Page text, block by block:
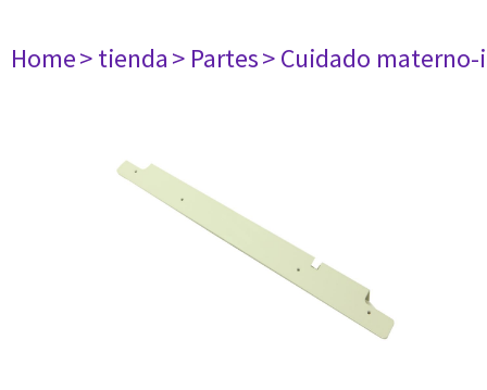
Home> tienda> Partes> Cuidado